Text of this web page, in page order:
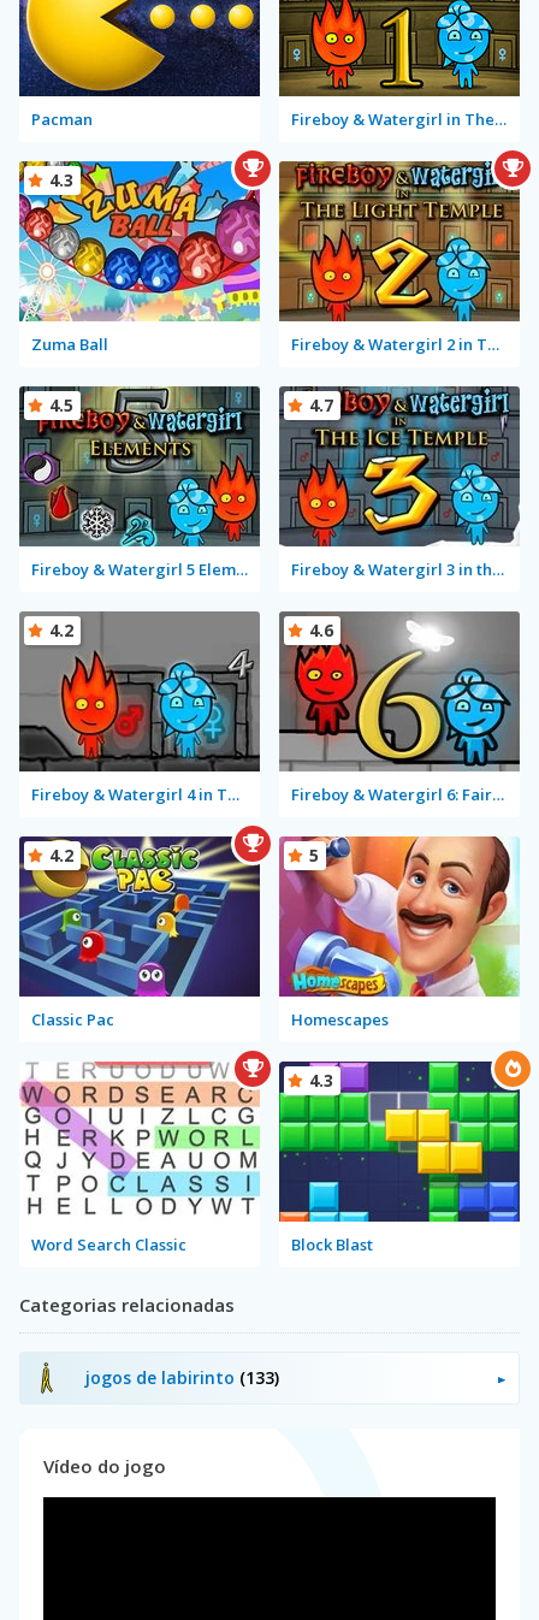
Pacman Fireboy & Watergirl in The Forest Temple
Zuma Ball
4.3
Fireboy & Watergirl 2 in The Light Temple
Fireboy & Watergirl 5 Elements
4.5
Fireboy & Watergirl 3 in the Ice Temple
4.7
Fireboy & Watergirl 4 in The Crystal Temple
4.2
Fireboy & Watergirl 6: Fairy Tales
4.6
Classic Pac
4.2
Homescapes
5
Word Search Classic Block Blast
4.3
Categorias relacionadas
jogos de labirinto (133)
Vídeo do jogo